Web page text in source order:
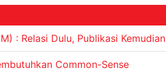
: Relasi Dulu, Publikasi Kemudian
Common-Sense